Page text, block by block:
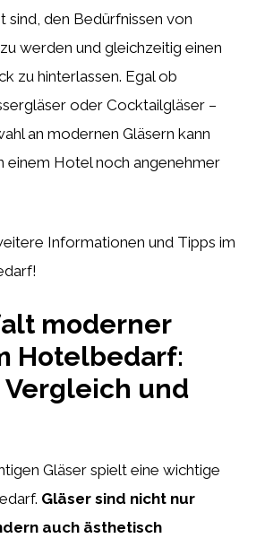
sind, den Bedürfnissen von
werden und gleichzeitig einen
zu hinterlassen. Egal ob
oder Cocktailgläser –
an modernen Gläsern kann
einem Hotel noch angenehmer
Informationen und Tipps im
moderner
Hotelbedarf:
Vergleich und
Gläser spielt eine wichtige
Gläser sind nicht nur
auch ästhetisch